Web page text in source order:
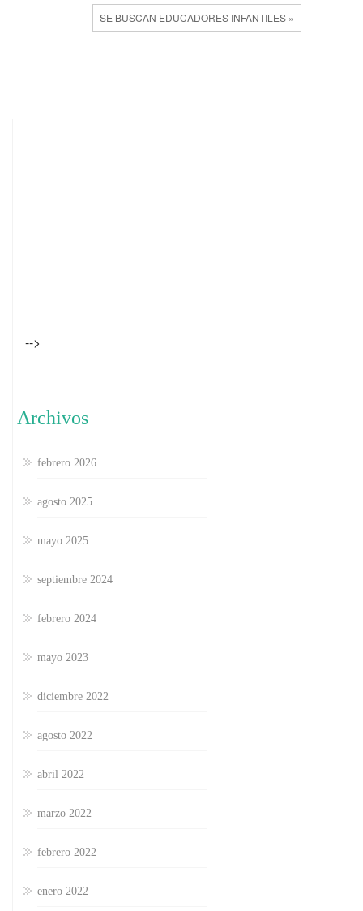
SE BUSCAN EDUCADORES INFANTILES »
-->
Archivos
febrero 2026
agosto 2025
mayo 2025
septiembre 2024
febrero 2024
mayo 2023
diciembre 2022
agosto 2022
abril 2022
marzo 2022
febrero 2022
enero 2022